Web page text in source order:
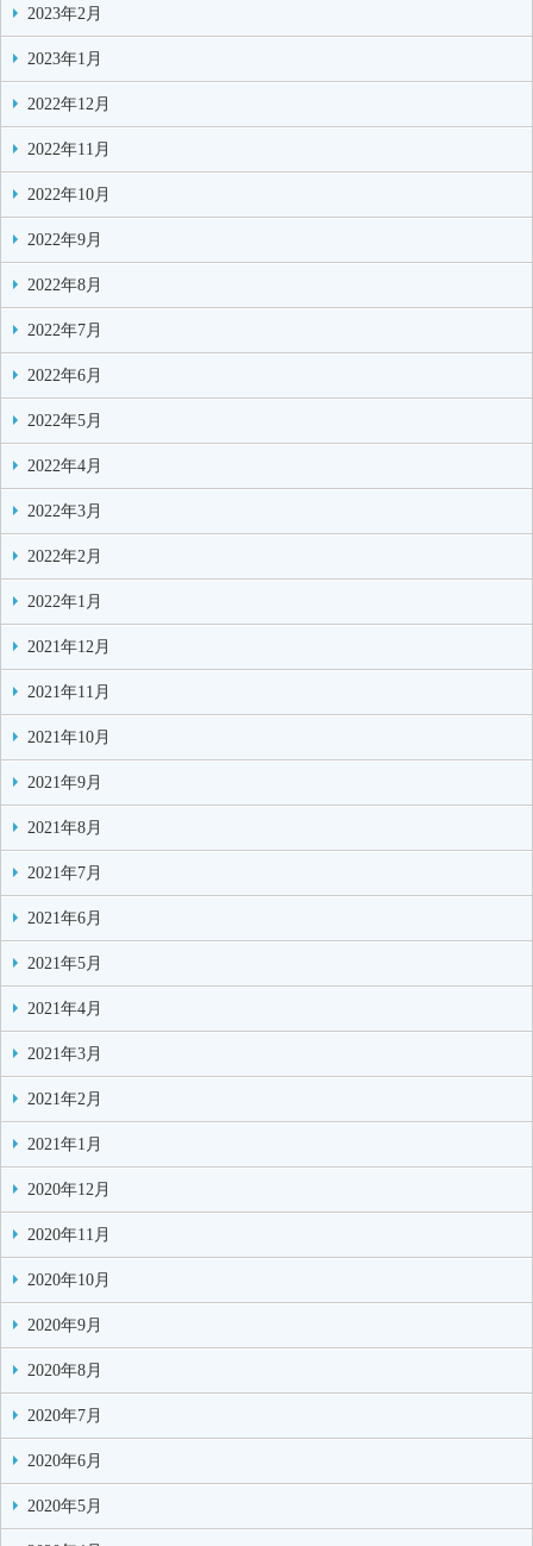
2023年2月
2023年1月
2022年12月
2022年11月
2022年10月
2022年9月
2022年8月
2022年7月
2022年6月
2022年5月
2022年4月
2022年3月
2022年2月
2022年1月
2021年12月
2021年11月
2021年10月
2021年9月
2021年8月
2021年7月
2021年6月
2021年5月
2021年4月
2021年3月
2021年2月
2021年1月
2020年12月
2020年11月
2020年10月
2020年9月
2020年8月
2020年7月
2020年6月
2020年5月